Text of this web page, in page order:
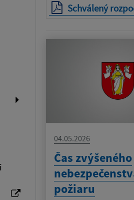
Schválený
04.05.2026
Čas zvýšeného
požiaru